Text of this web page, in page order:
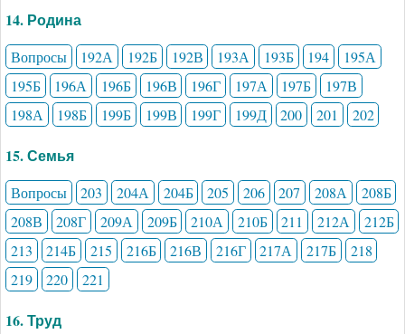
14. Родина
Вопросы 192А 192Б 192В 193А 193Б 194
195А
195Б
196А 196Б 196В 196Г 197А 197Б
197В
198А
198Б 199Б 199В 199Г 199Д 200 201 202
15. Семья
Вопросы 203 204А 204Б 205 206 207 208А
208Б
208В
208Г 209А 209Б 210А 210Б 211 212А
212Б
213
214Б 215 216Б 216В 216Г 217А 217Б
218
219
220 221
16. Труд